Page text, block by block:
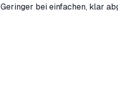
Geringer bei einfachen, klar